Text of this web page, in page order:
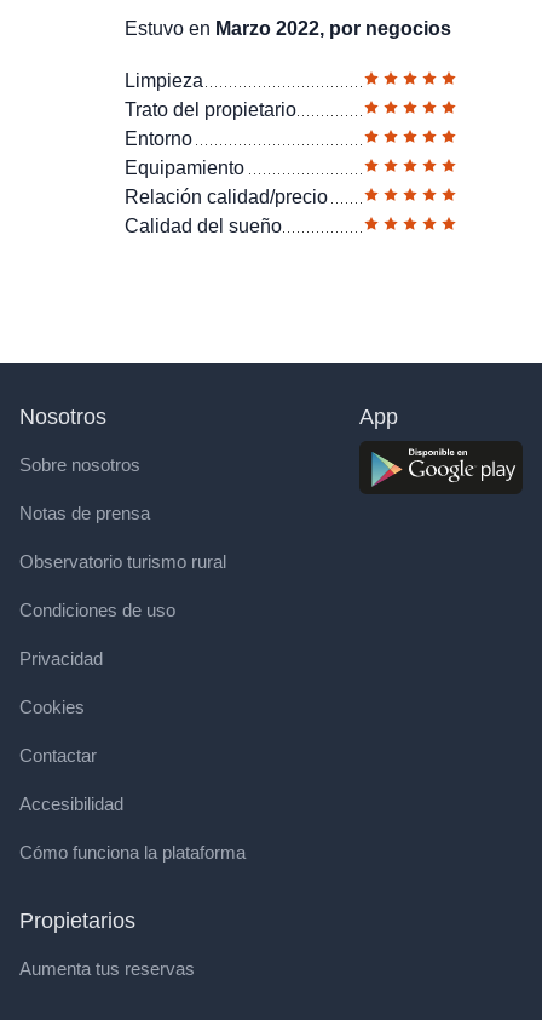
Estuvo en Marzo 2022, por negocios
Limpieza
Trato del propietario
Entorno
Equipamiento
Relación calidad/precio
Calidad del sueño
Nosotros
Sobre nosotros
Notas de prensa
Observatorio turismo rural
Condiciones de uso
Privacidad
Cookies
Contactar
Accesibilidad
Cómo funciona la plataforma
Propietarios
Aumenta tus reservas
App